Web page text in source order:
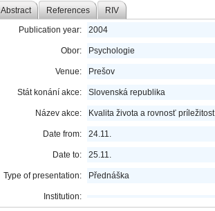
Abstract References RIV
Publication year: 2004
Obor: Psychologie
Venue: Prešov
Stát konání akce: Slovenská republika
Název akce: Kvalita života a rovnosť
Date from: 24.11.
Date to: 25.11.
Type of presentation: Přednáška
Institution: